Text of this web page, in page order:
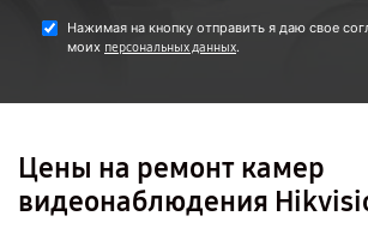
Нажимая на кнопку отправить я даю свое
моих персональных данных.
Цены на ремонт камер
видеонаблюдения